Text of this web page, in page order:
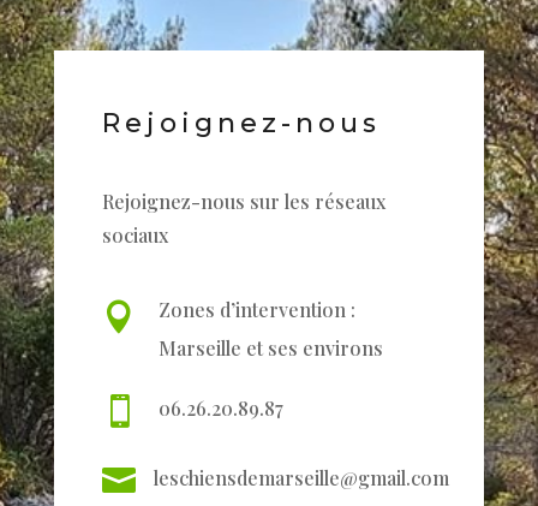
Rejoignez-nous
Rejoignez-nous sur les réseaux
sociaux

Zones d’intervention :
Marseille et ses environs
 06.26.20.89.87
 leschiensdemarseille@gmail.com